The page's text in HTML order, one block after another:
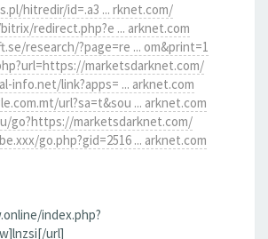
hitredir/id=.a3 ... rknet.com/
redirect.php?e ... arknet.com
research/?page=re ... om&print=1
marketsdarknet.com/
info.net/link?apps= ... arknet.com
url?sa=t&sou ... arknet.com
go?https://marketsdarknet.com/
go.php?gid=2516 ... arknet.com
index.php?
url]